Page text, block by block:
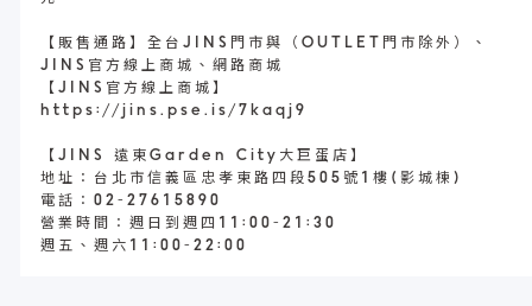
【販售通路】全台JINS門市與（OUTLET門市除外）、
JINS官方線上商城、網路商城
【JINS官方線上商城】
https://jins.pse.is/7kaqj9
【JINS 遠東Garden City大巨蛋店】
地址：台北市信義區忠孝東路四段505號1樓(影城棟)
電話：02-27615890
營業時間：週日到週四11:00-21:30
週五、週六11:00-22:00